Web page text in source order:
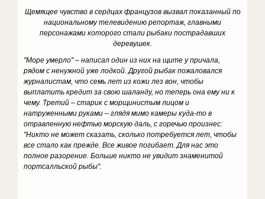
Щемящее чувство в сердцах французов вызвал показанный по
национальному телевидению репортаж, главными
персонажами которого стали рыбаки пострадавших
деревушек.
"Море умерло" – написал один из них на щите у причала,
рядом с ненужной уже лодкой. Другой рыбак пожаловался
журналистам, что семь лет из кожи лез вон, чтобы
выплатить кредит за свою шаланду, но теперь она ему ни к
чему. Третий – старик с морщинистым лицом и
натруженными руками – глядя мимо камеры куда-то в
отравленную нефтью морскую даль, с горечью произнес:
"Никто не может сказать, сколько потребуется лет, чтобы
все стало как прежде. Все живое погибает. Для нас это
полное разорение. Больше никто не увидит знаменитой
портсалльской рыбы".